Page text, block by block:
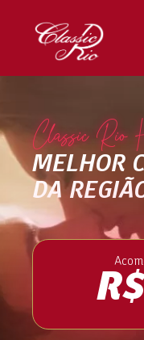
Classic Rio
MELHOR
DA